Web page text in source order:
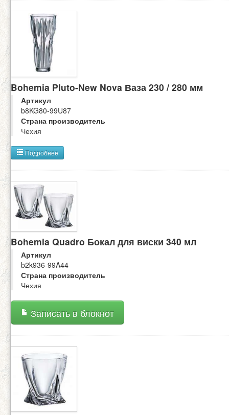
Bohemia Pluto-New Nova Ваза 230 / 280 мм
Артикул
b8KG80-99U87
Страна производитель
Чехия
Подробнее
Bohemia Quadro Бокал для виски 340 мл
Артикул
b2k936-99A44
Страна производитель
Чехия
Записать в блокнот